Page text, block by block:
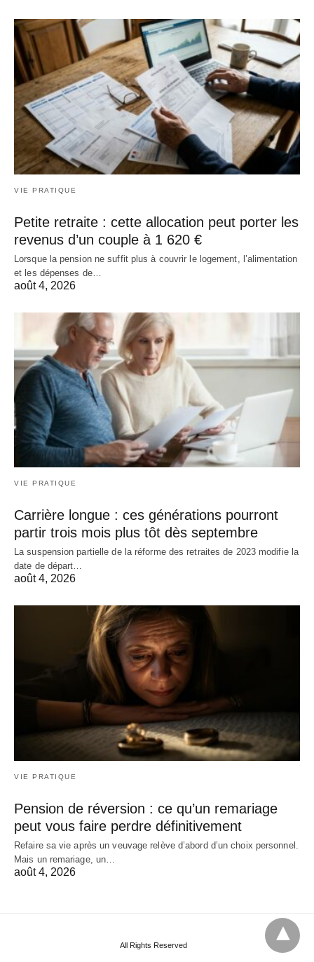
VIE PRATIQUE
Petite retraite : cette allocation peut porter les
revenus d’un couple à 1 620 €
Lorsque la pension ne suffit plus à couvrir le logement, l’alimentation
et les dépenses de…
août 4, 2026
VIE PRATIQUE
Carrière longue : ces générations pourront
partir trois mois plus tôt dès septembre
La suspension partielle de la réforme des retraites de 2023 modifie la
date de départ…
août 4, 2026
VIE PRATIQUE
Pension de réversion : ce qu’un remariage
peut vous faire perdre définitivement
Refaire sa vie après un veuvage relève d’abord d’un choix personnel.
Mais un remariage, un…
août 4, 2026
All Rights Reserved